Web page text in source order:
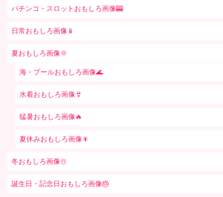
パチンコ・スロットおもしろ画像🎰
日常おもしろ画像📱
夏おもしろ画像🌞
海・プールおもしろ画像🌊
水着おもしろ画像👙
猛暑おもしろ画像🔥
夏休みおもしろ画像🎇
冬おもしろ画像☃️
誕生日・記念日おもしろ画像🎂